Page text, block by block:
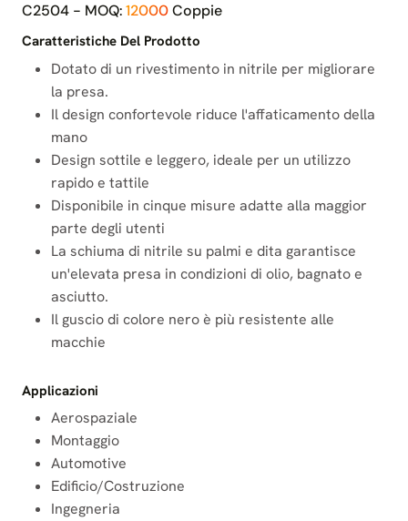
C2504 - MOQ:12000Coppie
Caratteristiche Del Prodotto
Dotato di un rivestimento in nitrile per migliorare
la presa.
Il design confortevole riduce l'affaticamento della
mano
Design sottile e leggero, ideale per un utilizzo
rapido e tattile
Disponibile in cinque misure adatte alla maggior
parte degli utenti
La schiuma di nitrile su palmi e dita garantisce
un'elevata presa in condizioni di olio, bagnato e
asciutto.
Il guscio di colore nero è più resistente alle
macchie
Applicazioni
Aerospaziale
Montaggio
Automotive
Edificio/Costruzione
Ingegneria